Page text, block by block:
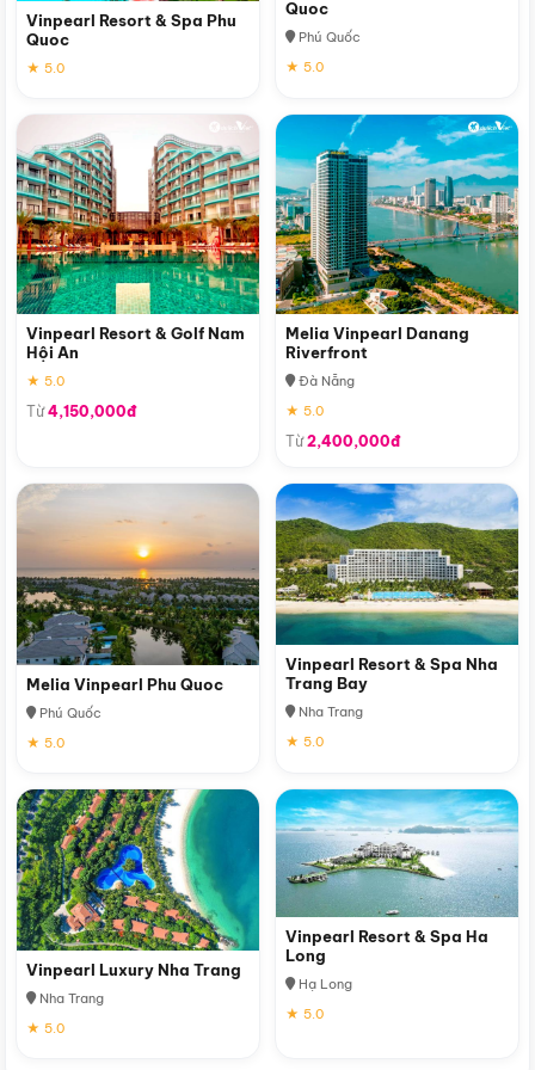
Vinpearl Resort & Spa Phu
Quoc
★ 5.0
Quoc
Phú Quốc
★ 5.0
Vinpearl Resort & Golf Nam
Hội An
★ 5.0
Từ4,150,000đ
Melia Vinpearl Danang
Riverfront
Đà Nẵng
★ 5.0
Từ2,400,000đ
Melia Vinpearl Phu Quoc
Phú Quốc
★ 5.0
Vinpearl Resort & Spa Nha
Trang Bay
Nha Trang
★ 5.0
Vinpearl Luxury Nha Trang
Nha Trang
★ 5.0
Vinpearl Resort & Spa Ha
Long
Hạ Long
★ 5.0